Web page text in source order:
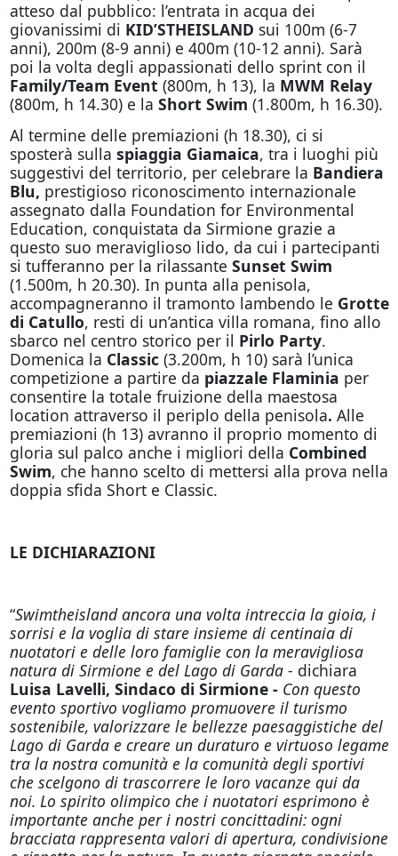
atteso dal pubblico: l’entrata in acqua dei
giovanissimi di KID’STHEISLAND sui 100m (6-7
anni), 200m (8-9 anni) e 400m (10-12 anni). Sarà
poi la volta degli appassionati dello sprint con il
Family/Team Event (800m, h 13), la MWM Relay
(800m, h 14.30) e la Short Swim (1.800m, h 16.30).
Al termine delle premiazioni (h 18.30), ci si
sposterà sulla spiaggia Giamaica, tra i luoghi più
suggestivi del territorio, per celebrare la Bandiera
Blu, prestigioso riconoscimento internazionale
assegnato dalla Foundation for Environmental
Education, conquistata da Sirmione grazie a
questo suo meraviglioso lido, da cui i partecipanti
si tufferanno per la rilassante Sunset Swim
(1.500m, h 20.30). In punta alla penisola,
accompagneranno il tramonto lambendo le Grotte
di Catullo, resti di un’antica villa romana, fino allo
sbarco nel centro storico per il Pirlo Party.
Domenica la Classic (3.200m, h 10) sarà l’unica
competizione a partire da piazzale Flaminia per
consentire la totale fruizione della maestosa
location attraverso il periplo della penisola. Alle
premiazioni (h 13) avranno il proprio momento di
gloria sul palco anche i migliori della Combined
Swim, che hanno scelto di mettersi alla prova nella
doppia sfida Short e Classic.
LE DICHIARAZIONI
“Swimtheisland ancora una volta intreccia la gioia, i
sorrisi e la voglia di stare insieme di centinaia di
nuotatori e delle loro famiglie con la meravigliosa
natura di Sirmione e del Lago di Garda - dichiara
Luisa Lavelli, Sindaco di Sirmione - Con questo
evento sportivo vogliamo promuovere il turismo
sostenibile, valorizzare le bellezze paesaggistiche del
Lago di Garda e creare un duraturo e virtuoso legame
tra la nostra comunità e la comunità degli sportivi
che scelgono di trascorrere le loro vacanze qui da
noi. Lo spirito olimpico che i nuotatori esprimono è
importante anche per i nostri concittadini: ogni
bracciata rappresenta valori di apertura, condivisione